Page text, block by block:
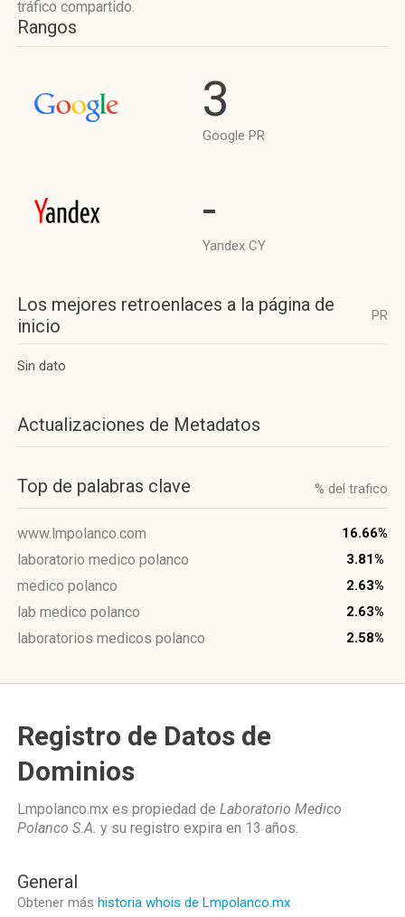
tráfico compartido.
Rangos
3
Google PR
-
Yandex CY
Los mejores retroenlaces a la página de
inicio
PR
Sin dato
Actualizaciones de Metadatos
Top de palabras clave % del trafico
www.lmpolanco.com 16.66%
laboratorio medico polanco 3.81%
medico polanco 2.63%
lab medico polanco 2.63%
laboratorios medicos polanco 2.58%
Registro de Datos de
Dominios
Lmpolanco.mx es propiedad de Laboratorio Medico
Polanco S.A. y su registro expira en 13 años.
General
Obtener más historia whois de Lmpolanco.mx